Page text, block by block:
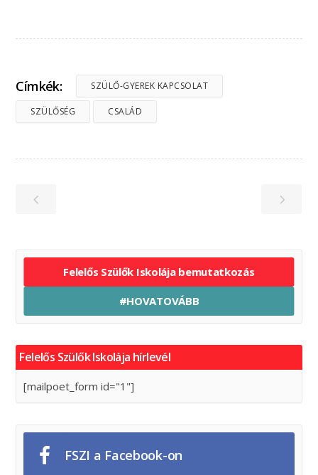
Címkék: SZÜLŐ-GYEREK KAPCSOLAT
SZÜLŐSÉG CSALÁD
Felelős Szülők Iskolája bemutatkozás
#HOVATOVÁBB
Felelős Szülők Iskolája hírlevél
[mailpoet_form id="1"]
FSZI a Facebook-on